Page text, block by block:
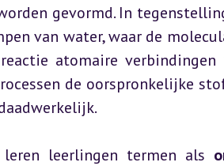
gevormd. In
van water, waar de
atomaire verbindingen
de oorspronkelijke
leerlingen termen als